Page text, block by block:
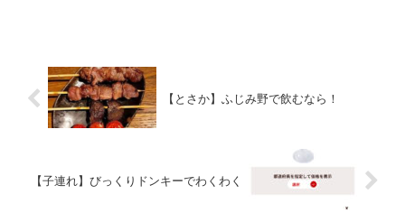
【とさか】ふじみ野で飲むなら！
【子連れ】びっくりドンキーでわくわく